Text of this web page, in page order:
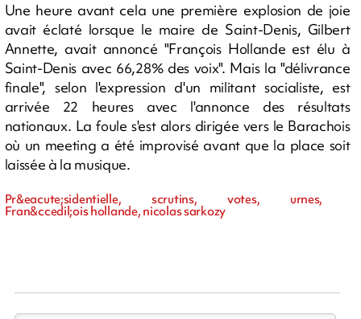
Une heure avant cela une première explosion de joie
avait éclaté lorsque le maire de Saint-Denis, Gilbert
Annette, avait annoncé "François Hollande est élu à
Saint-Denis avec 66,28% des voix". Mais la "délivrance
finale", selon l'expression d'un militant socialiste, est
arrivée 22 heures avec l'annonce des résultats
nationaux. La foule s'est alors dirigée vers le Barachois
où un meeting a été improvisé avant que la place soit
laissée à la musique.
Pr&eacute;sidentielle, scrutins, votes, urnes,
Fran&ccedil;ois hollande, nicolas sarkozy